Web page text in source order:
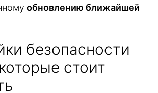
обновлению ближайшей
безопасности
стоит